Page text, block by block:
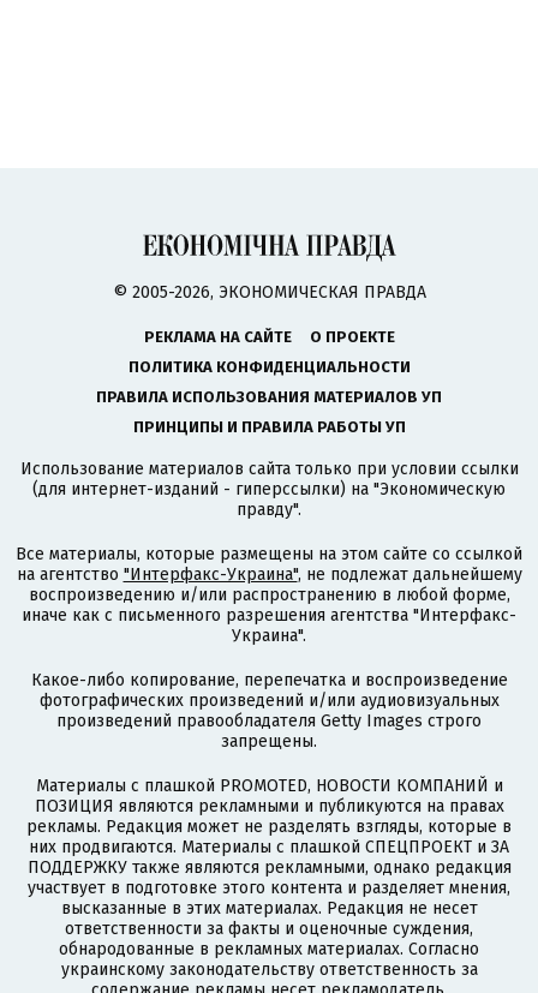
© 2005-2026, ЭКОНОМИЧЕСКАЯ ПРАВДА
РЕКЛАМА НА САЙТЕ
О ПРОЕКТЕ
ПОЛИТИКА КОНФИДЕНЦИАЛЬНОСТИ
ПРАВИЛА ИСПОЛЬЗОВАНИЯ МАТЕРИАЛОВ УП
ПРИНЦИПЫ И ПРАВИЛА РАБОТЫ УП
Использование материалов сайта только при условии ссылки
(для интернет-изданий - гиперссылки) на "Экономическую
правду".
Все материалы, которые размещены на этом сайте со ссылкой
на агентство "Интерфакс-Украина", не подлежат дальнейшему
воспроизведению и/или распространению в любой форме,
иначе как с письменного разрешения агентства "Интерфакс-
Украина".
Какое-либо копирование, перепечатка и воспроизведение
фотографических произведений и/или аудиовизуальных
произведений правообладателя Getty Images строго
запрещены.
Материалы с плашкой PROMOTED, НОВОСТИ КОМПАНИЙ и
ПОЗИЦИЯ являются рекламными и публикуются на правах
рекламы. Редакция может не разделять взгляды, которые в
них продвигаются. Материалы с плашкой СПЕЦПРОЕКТ и ЗА
ПОДДЕРЖКУ также являются рекламными, однако редакция
участвует в подготовке этого контента и разделяет мнения,
высказанные в этих материалах. Редакция не несет
ответственности за факты и оценочные суждения,
обнародованные в рекламных материалах. Согласно
украинскому законодательству ответственность за